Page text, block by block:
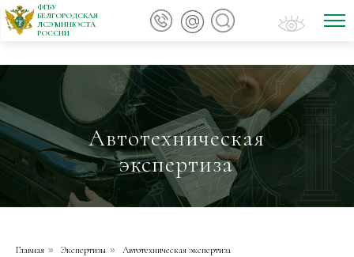
ФГБУ
БЕЛГОРОДСКАЯ
ЛСЭ МИНЮСТА
РОССИИ
Автотехническая
экспертиза
Главная » Экспертизы » Автотехническая экспертиза